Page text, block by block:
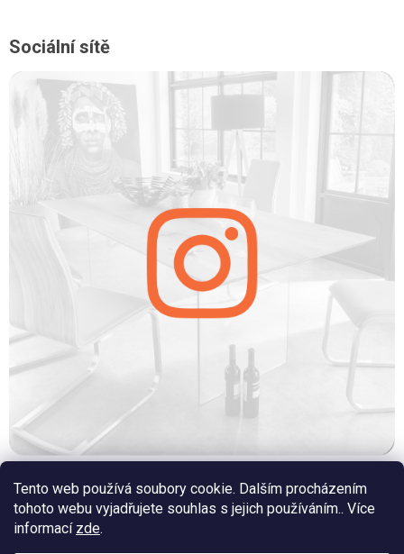
Tento web používá soubory cookie. Dalším procházením
tohoto webu vyjadřujete souhlas s jejich používáním.. Více
informací zde.
Sociální sítě
Facebook
Youtube